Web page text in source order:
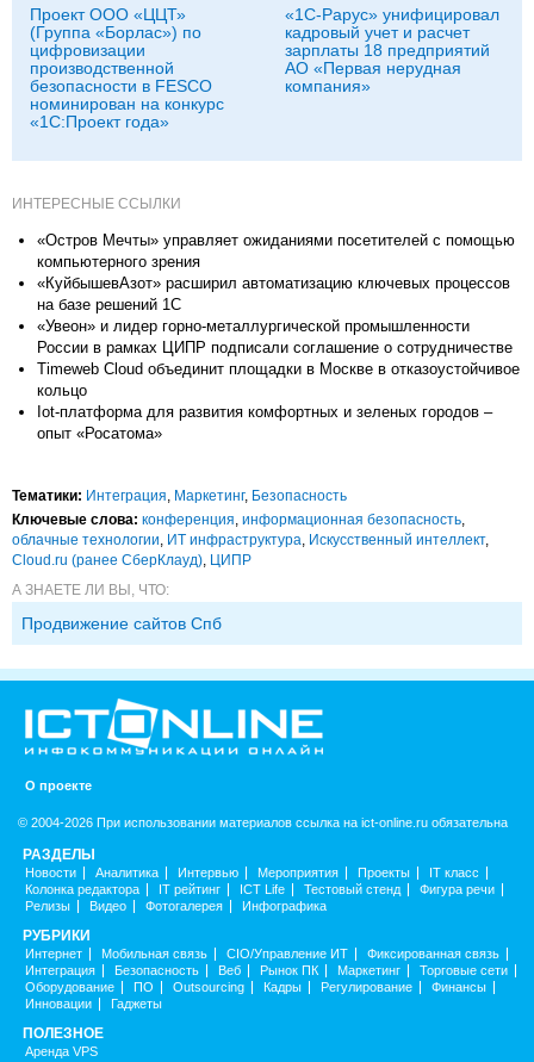
Проект ООО «ЦЦТ»
(Группа «Борлас») по
цифровизации
производственной
безопасности в FESCO
номинирован на конкурс
«1С:Проект года»
«1С-Рарус» унифицировал
кадровый учет и расчет
зарплаты 18 предприятий
АО «Первая нерудная
компания»
ИНТЕРЕСНЫЕ ССЫЛКИ
«Остров Мечты» управляет ожиданиями посетителей с помощью
компьютерного зрения
«КуйбышевАзот» расширил автоматизацию ключевых процессов
на базе решений 1С
«Увеон» и лидер горно-металлургической промышленности
России в рамках ЦИПР подписали соглашение о сотрудничестве
Timeweb Cloud объединит площадки в Москве в отказоустойчивое
кольцо
Iot-платформа для развития комфортных и зеленых городов –
опыт «Росатома»
Тематики: Интеграция, Маркетинг, Безопасность
Ключевые слова: конференция, информационная безопасность,
облачные технологии, ИТ инфраструктура, Искусственный интеллект,
Cloud.ru (ранее СберКлауд), ЦИПР
А ЗНАЕТЕ ЛИ ВЫ, ЧТО:
Продвижение сайтов Спб
О проекте
© 2004-2026 При использовании материалов ссылка на ict-online.ru обязательна
РАЗДЕЛЫ
Новости Аналитика Интервью Мероприятия Проекты
IT класс
Колонка редактора
IT рейтинг ICT Life Тестовый стенд
Фигура речи
Релизы
Видео Фотогалерея Инфографика
РУБРИКИ
Интернет Мобильная связь CIO/Управление ИТ
Фиксированная связь
Интеграция
Безопасность Веб Рынок ПК Маркетинг
Торговые сети
Оборудование
ПО Outsourcing Кадры Регулирование
Финансы
Инновации
Гаджеты
ПОЛЕЗНОЕ
Аренда VPS